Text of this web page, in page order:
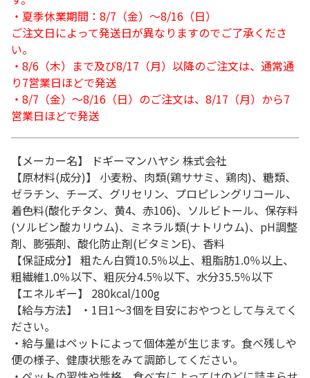
・夏季休業期間：8/7（金）～8/16（日）
ご注文日によって発送日が異なりますのでご了承くださ
い。
・8/6（木）まで及び8/17（月）以降のご注文は、通常通
り7営業日ほどで発送
・8/7（金）～8/16（日）のご注文は、8/17（月）から7
営業日ほどで発送
【メーカー名】 ドギーマンハヤシ 株式会社
【原材料(成分)】 小麦粉、肉類(鶏ササミ、鶏肉)、糖類、
ゼラチン、チーズ、グリセリン、プロピレングリコール、
着色料(酸化チタン、黄4、赤106)、ソルビトール、保存料
(ソルビン酸カリウム)、ミネラル類(ナトリウム)、pH調整
剤、膨張剤、酸化防止剤(ビタミンE)、香料
【保証成分】 粗たん白質10.5％以上、粗脂肪1.0％以上、
粗繊維1.0％以下、粗灰分4.5％以下、水分35.5％以下
【エネルギー】 280kcal/100g
【給与方法】 ・1日1～3個を目安におやつとして与えてく
ださい。
・給与量はペットによって個体差が生じます。食べ残しや
便の様子、健康状態をみて調節してください。